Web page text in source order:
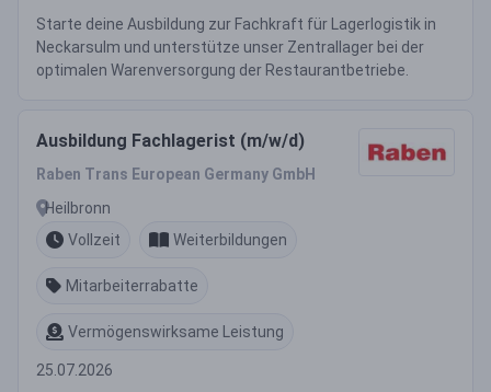
Starte deine Ausbildung zur Fachkraft für Lagerlogistik in
Neckarsulm und unterstütze unser Zentrallager bei der
optimalen Warenversorgung der Restaurantbetriebe.
Ausbildung Fachlagerist (m/w/d)
Raben Trans European Germany GmbH
Heilbronn
Vollzeit
Weiterbildungen
Mitarbeiterrabatte
Vermögenswirksame Leistung
25.07.2026